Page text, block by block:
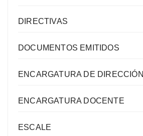
DIRECTIVAS
DOCUMENTOS EMITIDOS
ENCARGATURA DE DIRECCIÓN
ENCARGATURA DOCENTE
ESCALE